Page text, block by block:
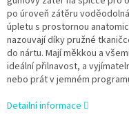
po úroveň zátěru
úpletu s prostornou
nazouvají díky pružné
do nártu. Mají měkkou a
ideální přilnavost, a
nebo prát v jemném
Detailní informace